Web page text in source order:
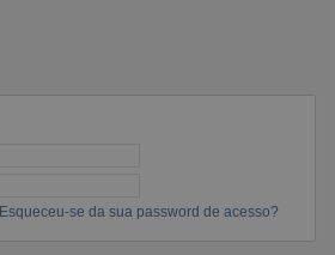
Esqueceu-se da sua password de acesso?